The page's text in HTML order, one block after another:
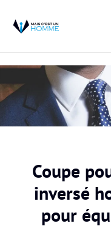
Coupe
inversé
pour